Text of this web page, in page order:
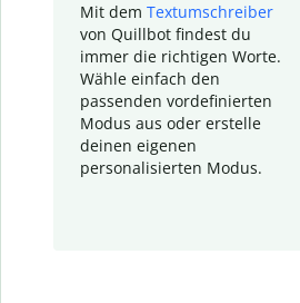
Mit dem Textumschreiber
von Quillbot findest du
immer die richtigen Worte.
Wähle einfach den
passenden vordefinierten
Modus aus oder erstelle
deinen eigenen
personalisierten Modus.